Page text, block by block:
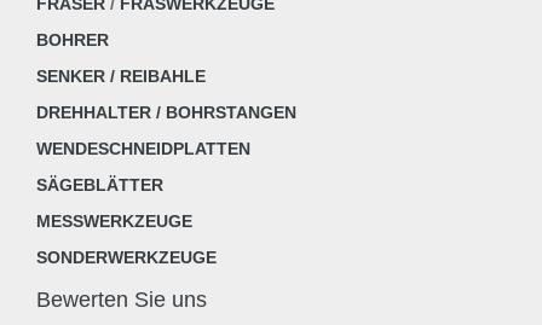
BOHRER
SENKER / REIBAHLE
DREHHALTER / BOHRSTANGEN
WENDESCHNEIDPLATTEN
SÄGEBLÄTTER
MESSWERKZEUGE
SONDERWERKZEUGE
Bewerten Sie uns